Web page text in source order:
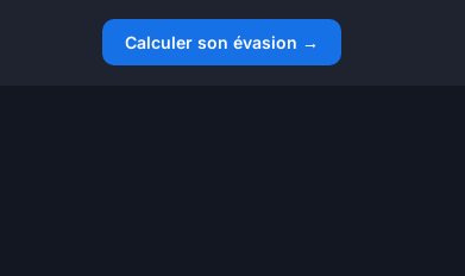
Calculer son évasion →